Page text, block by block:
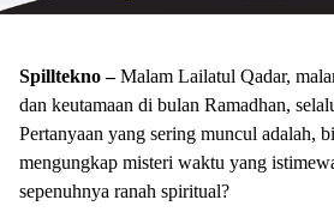
Spilltekno –Malam Lailatul Qadar,
dan keutamaan di bulan Ramadhan,
Pertanyaan yang sering muncul adalah,
mengungkap misteri waktu yang
sepenuhnya ranah spiritual?